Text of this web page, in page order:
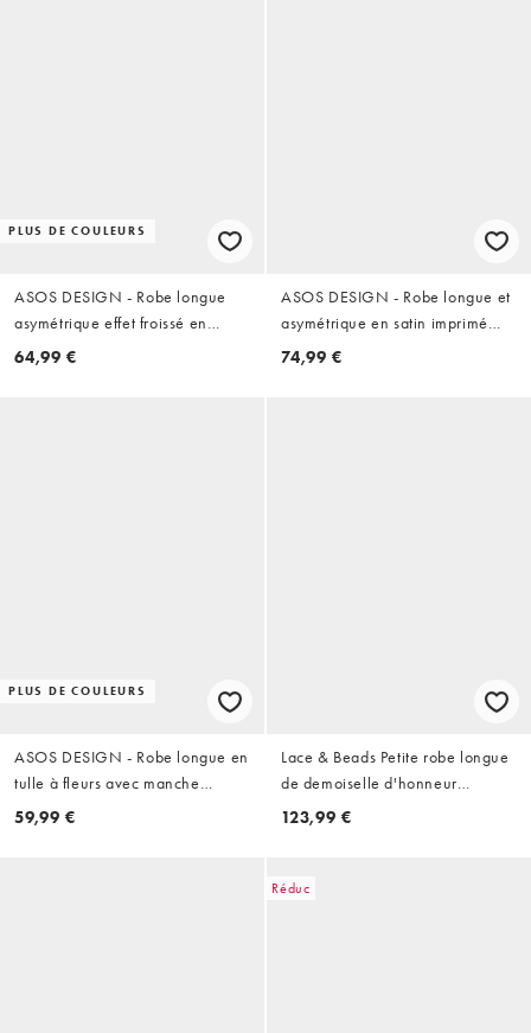
PLUS DE COULEURS
ASOS DESIGN - Robe longue
asymétrique effet froissé en
imitation néoprène - Marron
64,99 €
ASOS DESIGN - Robe longue et
asymétrique en satin imprimé
fleuri avec détail plissé - Rouge
74,99 €
PLUS DE COULEURS
ASOS DESIGN - Robe longue en
tulle à fleurs avec manche
drapée style foulard - Marron
59,99 €
Lace & Beads Petite robe longue
de demoiselle d'honneur
asymétrique à col foulard vert
123,99 €
Réduc